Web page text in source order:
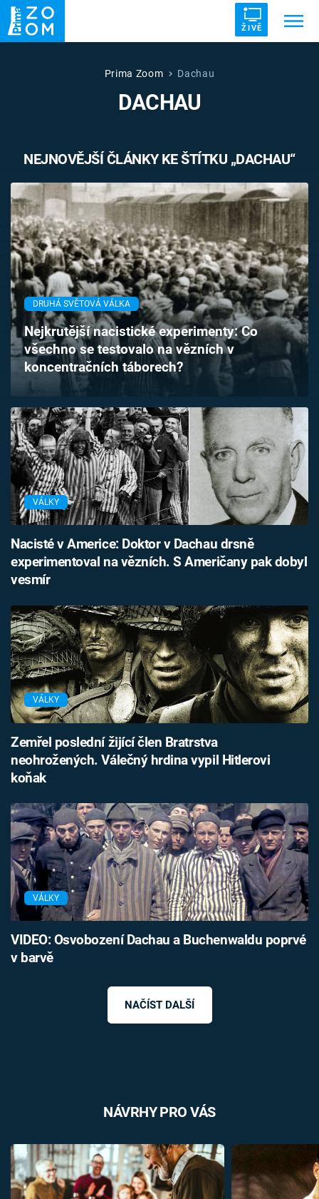
ŽIVĚ
UFO DRUHÁ SVĚTOVÁ VÁLKA
VETŘELCI DÁVNOVĚKU
Témata
Témata
Pořady
TV Program
Časopis
Sledujte prima+
Přihlášení
Sledujte nás
Prima Zoom Dachau
DACHAU
NEJNOVĚJŠÍ ČLÁNKY KE ŠTÍTKU „DACHAU“
DRUHÁ SVĚTOVÁ VÁLKA
Nejkrutější nacistické experimenty: Co
všechno se testovalo na vězních v
koncentračních táborech?
VÁLKY
Nacisté v Americe: Doktor v Dachau drsně
experimentoval na vězních. S Američany pak dobyl
vesmír
VÁLKY
Zemřel poslední žijící člen Bratrstva
neohrožených. Válečný hrdina vypil Hitlerovi
koňak
VÁLKY
VIDEO: Osvobození Dachau a Buchenwaldu poprvé
v barvě
NAČÍST DALŠÍ
NÁVRHY PRO VÁS